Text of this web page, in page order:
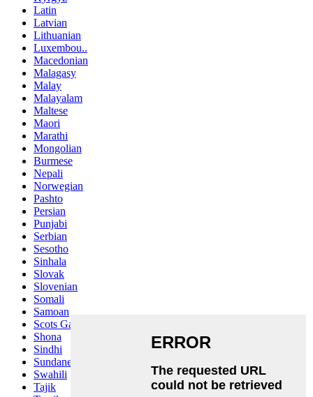
Latin
Latvian
Lithuanian
Luxembou..
Macedonian
Malagasy
Malay
Malayalam
Maltese
Maori
Marathi
Mongolian
Burmese
Nepali
Norwegian
Pashto
Persian
Punjabi
Serbian
Sesotho
Sinhala
Slovak
Slovenian
Somali
Samoan
Scots Gaelic
Shona
Sindhi
Sundanese
Swahili
Tajik